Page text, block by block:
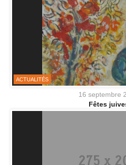
ACTUALITÉS
16 septembre
Fêtes